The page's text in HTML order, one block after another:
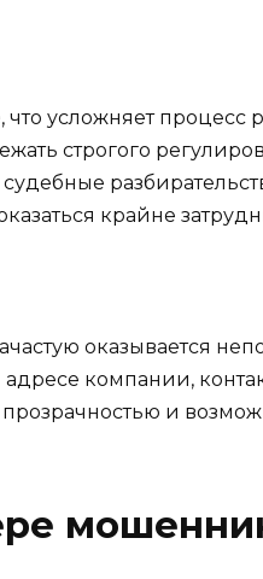
усложняет
строгого
крайне
оказывается
компании,
и